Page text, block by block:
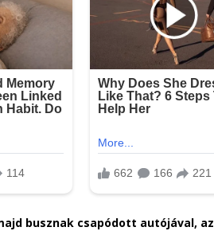
busznak csapódott autójával, az